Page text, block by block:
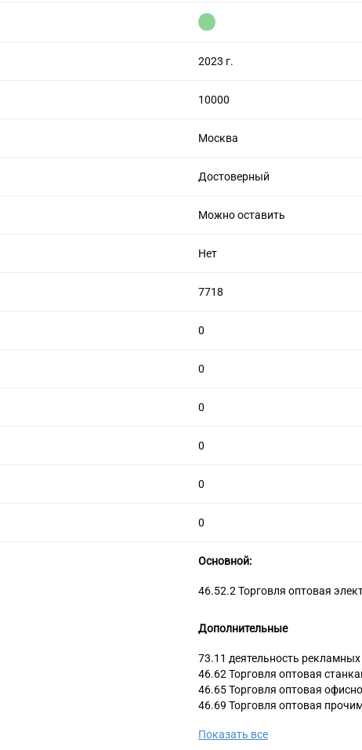
С лицензией на алмазную торговлю
2023 г.
10000
Москва
Достоверный
Можно оставить
Нет
7718
0
0
0
0
0
0
Основной:
46.52.2 Торговля оптовая
Дополнительные
73.11 деятельность рекламных
46.62 Торговля оптовая
46.65 Торговля оптовая
46.69 Торговля оптовая
Показать все